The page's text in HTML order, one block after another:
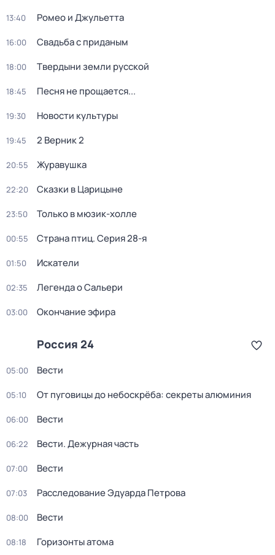
13:40 Ромео и Джульетта
16:00 Свадьба с приданым
18:00 Твердыни земли русской
18:45 Песня не прощается...
19:30 Новости культуры
19:45 2 Верник 2
20:55 Журавушка
22:20 Сказки в Царицыне
23:50 Только в мюзик-холле
00:55 Страна птиц. Серия 28-я
01:50 Искатели
02:35 Легенда о Сальери
03:00 Окончание эфира
Россия 24
05:00 Вести
05:10 От пуговицы до небоскрёба: секреты алюминия
06:00 Вести
06:22 Вести. Дежурная часть
07:00 Вести
07:03 Расследование Эдуарда Петрова
08:00 Вести
08:18 Горизонты атома